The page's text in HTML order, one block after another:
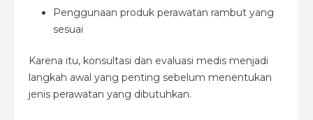
Penggunaan produk perawatan rambut yang
sesuai
Karena itu, konsultasi dan evaluasi medis menjadi
langkah awal yang penting sebelum menentukan
jenis perawatan yang dibutuhkan.